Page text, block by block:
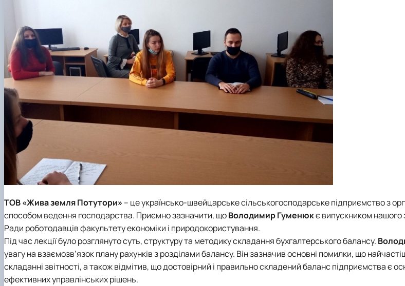
ТОВ «Жива земля Потутори» – це українсько-швейцарське сільськогосподарське підприємство з
способом ведення господарства. Приємно зазначити, щоВолодимир Гуменюкє випускником нашого
Ради роботодавців факультету економіки і природокористування.
Під час лекції було розглянуто суть, структуру та методику складання бухгалтерського балансу.
увагу на взаємозв’язок плану рахунків з розділами балансу. Він зазначив основні помилки, що
складанні звітності, а також відмітив, що достовірний і правильно складений баланс підприємства є
ефективних управлінських рішень.